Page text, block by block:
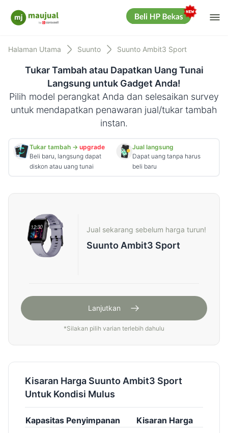
Maujual
Halaman Utama Suunto Suunto Ambit3 Sport
Tukar Tambah atau Dapatkan Uang Tunai
Langsung untuk Gadget Anda!
Pilih model perangkat Anda dan selesaikan survey
untuk mendapatkan penawaran jual/tukar tambah
instan.
Tukar tambah → upgrade
Beli baru, langsung dapat
diskon atau uang tunai
Jual langsung
Dapat uang tanpa harus
beli baru
Jual sekarang sebelum harga turun!
Suunto Ambit3 Sport
Lanjutkan
*Silakan pilih varian terlebih dahulu
Kisaran Harga Suunto Ambit3 Sport
Untuk Kondisi Mulus
Kapasitas Penyimpanan
Kisaran Harga